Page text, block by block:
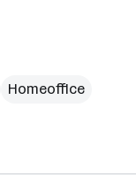
Homeoffice